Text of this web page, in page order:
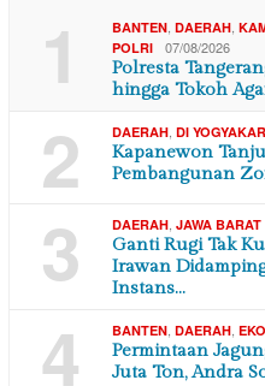
1 BANTEN DAERAH
POLRI
07/08/2026
Polresta
hingga Tokoh
2 DAERAH DI
Kapanewon
Pembangunan
3 DAERAH JAWA BARAT
Ganti Rugi Tak
Irawan
Instans…
4 BANTEN DAERAH
Permintaan
Juta Ton, Andra